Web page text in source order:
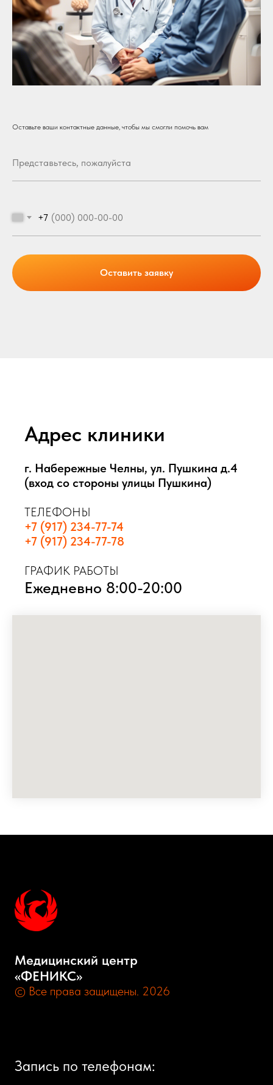
Оставьте ваши контактные данные, чтобы мы смогли помочь вам
+7
Оставить заявку
Адрес клиники
г. Набережные Челны, ул. Пушкина д.4
(вход со стороны улицы Пушкина)
ТЕЛЕФОНЫ
+7 (917) 234-77-74
+7 (917) 234-77-78
ГРАФИК РАБОТЫ
Ежедневно 8:00-20:00
Медицинский центр
«ФЕНИКС»
© Все права защищены. 2026
Запись по телефонам: